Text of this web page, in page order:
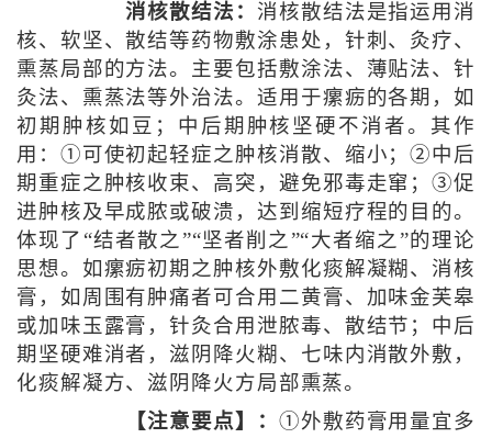
消核散结法： 消核散结法是指运用消
核、软坚、散结等药物敷涂患处，针刺、灸疗、
熏蒸局部的方法。主要包括敷涂法、薄贴法、针
灸法、熏蒸法等外治法。适用于瘰疬的各期，如
初期肿核如豆；中后期肿核坚硬不消者。其作
用：①可使初起轻症之肿核消散、缩小；②中后
期重症之肿核收束、高突，避免邪毒走窜；③促
进肿核及早成脓或破溃，达到缩短疗程的目的。
体现了“结者散之”“坚者削之”“大者缩之”的理论
思想。如瘰疬初期之肿核外敷化痰解凝糊、消核
膏，如周围有肿痛者可合用二黄膏、加味金芙皋
或加味玉露膏，针灸合用泄脓毒、散结节；中后
期坚硬难消者，滋阴降火糊、七味内消散外敷，
化痰解凝方、滋阴降火方局部熏蒸。
【注意要点】： ①外敷药膏用量宜多